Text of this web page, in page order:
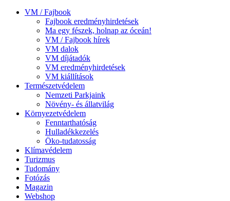
VM / Fajbook
Fajbook eredményhirdetések
Ma egy fészek, holnap az óceán!
VM / Fajbook hírek
VM dalok
VM díjátadók
VM eredményhirdetések
VM kiállítások
Természetvédelem
Nemzeti Parkjaink
Növény- és állatvilág
Környezetvédelem
Fenntarthatóság
Hulladékkezelés
Öko-tudatosság
Klímavédelem
Turizmus
Tudomány
Fotózás
Magazin
Webshop